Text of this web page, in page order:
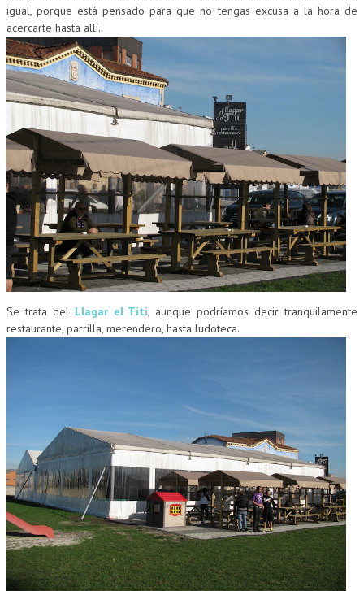
SI LLUEVE
PARA COMER
LUDOTECAS
CUMPLEAÑOS
MUSEOS
CONTACT
igual, porque está pensado para que no tengas excusa a la hora de
acercarte hasta allí.
Se trata del Llagar el Titi , aunque podríamos decir tranquilamente
restaurante, parrilla, merendero, hasta ludoteca.